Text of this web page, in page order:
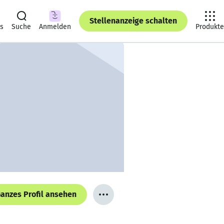
Suche Anmelden
Stellenanzeige schalten
Produkte
Profil ansehen